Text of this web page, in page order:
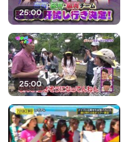
25:00
25:00